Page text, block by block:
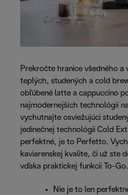
Prekročte hranice všedného a
teplých, studených a cold
obľúbené latte a cappuccino
najmodernejších technológií
vychutnajte osviežujúci
jedinečnej technológii Cold
perfektné, je to Perfetto.
kaviarenskej kvalite, či už ste
vďaka praktickej funkcii To-Go.
Nie je to len